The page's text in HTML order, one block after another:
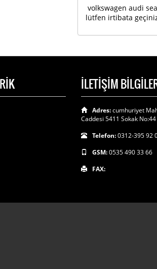
volkswagen audi
lütfen irtibata
İLETİŞİM
Adres:cumhuriyet
Caddesi 5411 Sokak
Telefon:0312-395 92
GSM:0535 490 33 66
FAX: